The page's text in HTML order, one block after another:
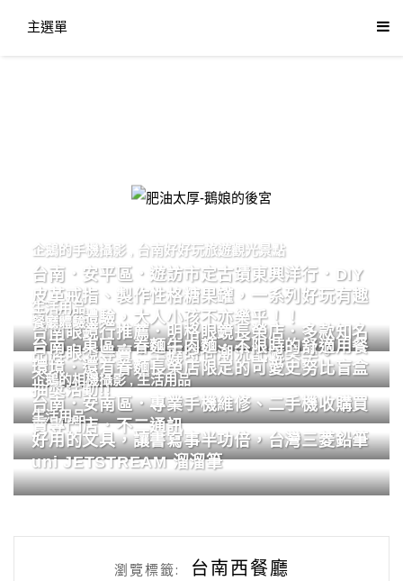
主選單
肥油太厚-鵝娘的後宮
企鵝的手機攝影 台南好好玩旅遊觀光景點
台南．安平區．遊訪市定古蹟東興洋行．DIY
皮革戒指、製作性格糖果罐，一系列好玩有趣
的手作體驗，大人小孩不亦樂乎！！
生活用品
台南眼鏡行推薦．明格眼鏡長榮店．多款知名
品牌眼鏡專賣．掌握時尚潮流配鏡美學。
餐廳體驗
台南．東區．眷麵牛肉麵．不限時的舒適用餐
環境．還有眷麵長榮店限定的可愛史努比盲盒
抽獎活動!!
企鵝的相機攝影,生活用品
台南．安南區．專業手機維修、二手機收購買
賣專門店．不二通訊
生活用品
好用的文具，讓書寫事半功倍，台灣三菱鉛筆
uni JETSTREAM 溜溜筆
瀏覽標籤: 台南西餐廳